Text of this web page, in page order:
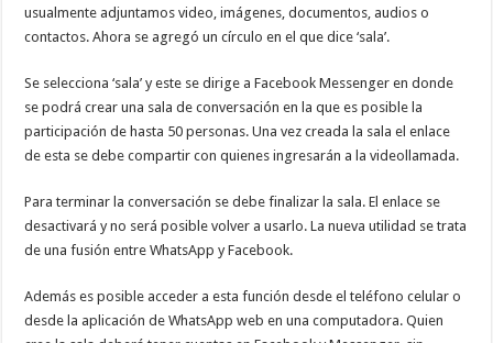
usualmente adjuntamos video, imágenes, documentos, audios o
contactos. Ahora se agregó un círculo en el que dice ‘sala’.
Se selecciona ‘sala’ y este se dirige a Facebook Messenger en donde
se podrá crear una sala de conversación en la que es posible la
participación de hasta 50 personas. Una vez creada la sala el enlace
de esta se debe compartir con quienes ingresarán a la videollamada.
Para terminar la conversación se debe finalizar la sala. El enlace se
desactivará y no será posible volver a usarlo. La nueva utilidad se trata
de una fusión entre WhatsApp y Facebook.
Además es posible acceder a esta función desde el teléfono celular o
desde la aplicación de WhatsApp web en una computadora. Quien